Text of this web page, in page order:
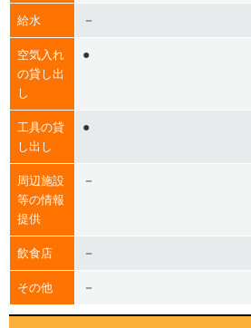
給水 －
空気入れ
の貸し出
し
●
工具の貸
し出し
●
周辺施設
等の情報
提供
－
飲食店 －
その他 －